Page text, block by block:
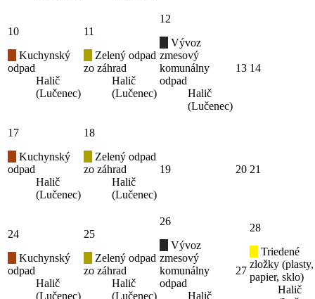
10
Kuchynský
odpad
Halič
(Lučenec)
11
Zelený odpad
zo záhrad
Halič
(Lučenec)
12
Vývoz
zmesový
komunálny
odpad
Halič
(Lučenec)
13 14
17
Kuchynský
odpad
Halič
(Lučenec)
18
Zelený odpad
zo záhrad
Halič
(Lučenec)
19 20 21
24
Kuchynský
odpad
Halič
(Lučenec)
25
Zelený odpad
zo záhrad
Halič
(Lučenec)
26
Vývoz
zmesový
komunálny
odpad
Halič
27
28
Triedené
zložky (plasty,
papier, sklo)
Halič